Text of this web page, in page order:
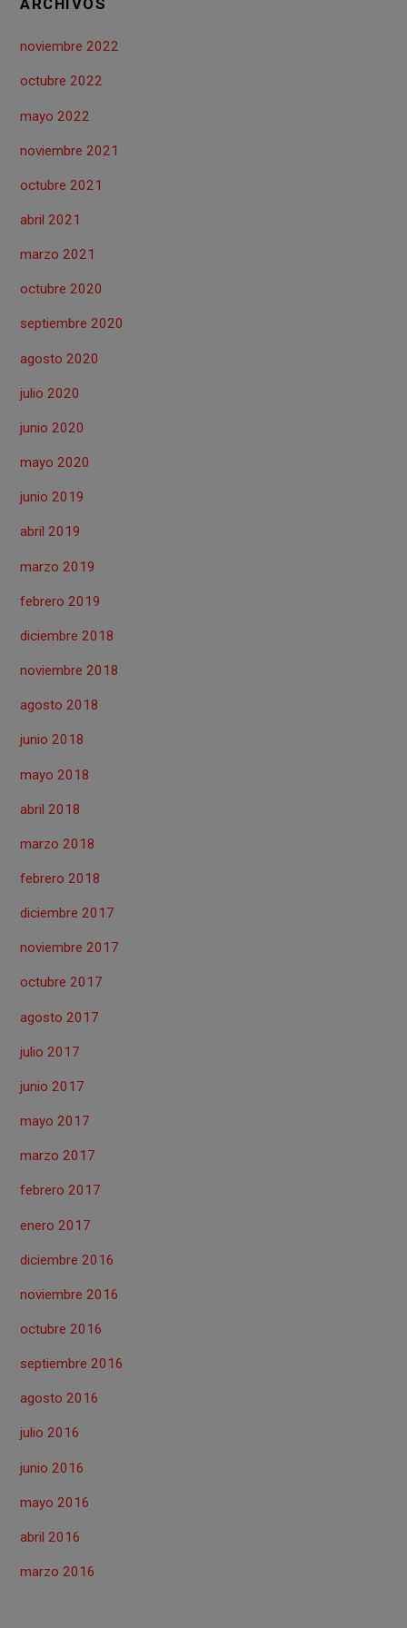
ARCHIVOS
noviembre 2022
octubre 2022
mayo 2022
noviembre 2021
octubre 2021
abril 2021
marzo 2021
octubre 2020
septiembre 2020
agosto 2020
julio 2020
junio 2020
mayo 2020
junio 2019
abril 2019
marzo 2019
febrero 2019
diciembre 2018
noviembre 2018
agosto 2018
junio 2018
mayo 2018
abril 2018
marzo 2018
febrero 2018
diciembre 2017
noviembre 2017
octubre 2017
agosto 2017
julio 2017
junio 2017
mayo 2017
marzo 2017
febrero 2017
enero 2017
diciembre 2016
noviembre 2016
octubre 2016
septiembre 2016
agosto 2016
julio 2016
junio 2016
mayo 2016
abril 2016
marzo 2016